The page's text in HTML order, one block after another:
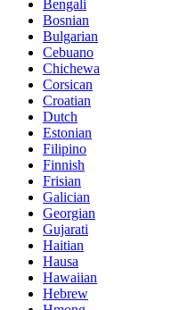
Bengali
Bosnian
Bulgarian
Cebuano
Chichewa
Corsican
Croatian
Dutch
Estonian
Filipino
Finnish
Frisian
Galician
Georgian
Gujarati
Haitian
Hausa
Hawaiian
Hebrew